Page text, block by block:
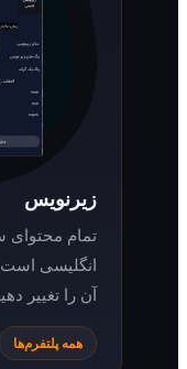
تمام محتوای سناریو
انگلیسی است و
آن را تغییر دهید.
همه پلتفرم‌ها